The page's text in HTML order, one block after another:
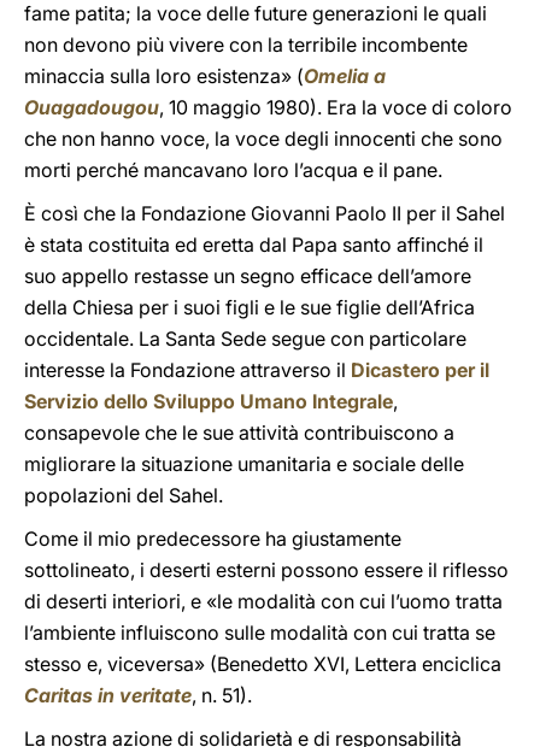
fame patita; la voce delle future generazioni le quali
non devono più vivere con la terribile incombente
minaccia sulla loro esistenza» (Omelia a
Ouagadougou, 10 maggio 1980). Era la voce di coloro
che non hanno voce, la voce degli innocenti che sono
morti perché mancavano loro l’acqua e il pane.
È così che la Fondazione Giovanni Paolo II per il Sahel
è stata costituita ed eretta dal Papa santo affinché il
suo appello restasse un segno efficace dell’amore
della Chiesa per i suoi figli e le sue figlie dell’Africa
occidentale. La Santa Sede segue con particolare
interesse la Fondazione attraverso il Dicastero per il
Servizio dello Sviluppo Umano Integrale,
consapevole che le sue attività contribuiscono a
migliorare la situazione umanitaria e sociale delle
popolazioni del Sahel.
Come il mio predecessore ha giustamente
sottolineato, i deserti esterni possono essere il riflesso
di deserti interiori, e «le modalità con cui l’uomo tratta
l’ambiente influiscono sulle modalità con cui tratta se
stesso e, viceversa» (Benedetto XVI, Lettera enciclica
Caritas in veritate, n. 51).
La nostra azione di solidarietà e di responsabilità